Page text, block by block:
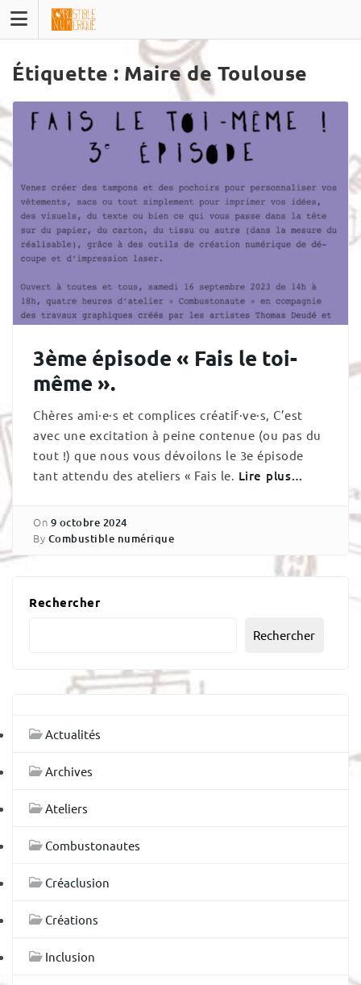
content
Étiquette : Maire de Toulouse
3ème épisode « Fais le toi-
même ».
Chères ami·e·s et complices créatif·ve·s, C’est
avec une excitation à peine contenue (ou pas du
tout !) que nous vous dévoilons le 3e épisode
tant attendu des ateliers « Fais le. Lire plus…
On 9 octobre 2024
By Combustible numérique
Rechercher
Rechercher
Actualités
Archives
Ateliers
Combustonautes
Créaclusion
Créations
Inclusion